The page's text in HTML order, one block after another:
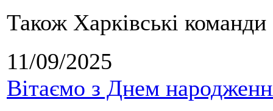
Також Харківські
11/09/2025
Вітаємо з Днем